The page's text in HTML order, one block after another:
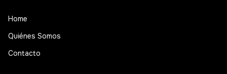
Home
Quiénes Somos
Contacto